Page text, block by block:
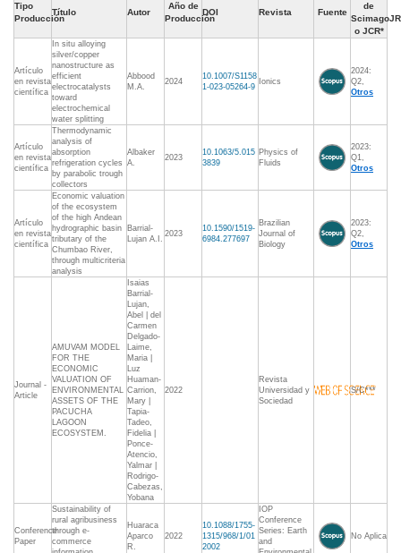
Tipo
Producción
Título Autor
Año de
Producción
DOI Revista Fuente
de
ScimagoJR
o JCR*
Artículo
en revista
científica
In situ alloying
silver/copper
nanostructure as
efficient
electrocatalysts
toward
electrochemical
water splitting
Abbood
M.A.
2024
10.1007/S1158
1-023-05264-9
Ionics
2024:
Q2,
Otros
Artículo
en revista
científica
Thermodynamic
analysis of
absorption
refrigeration cycles
by parabolic trough
collectors
Albaker
A.
2023
10.1063/5.015
3839
Physics of
Fluids
2023:
Q1,
Otros
Artículo
en revista
científica
Economic valuation
of the ecosystem
of the high Andean
hydrographic basin
tributary of the
Chumbao River,
through multicriteria
analysis
Barrial-
Lujan A.I.
2023
10.1590/1519-
6984.277697
Brazilian
Journal of
Biology
2023:
Q2,
Otros
Journal -
Article
AMUVAM MODEL
FOR THE
ECONOMIC
VALUATION OF
ENVIRONMENTAL
ASSETS OF THE
PACUCHA
LAGOON
ECOSYSTEM.
Isaias
Barrial-
Lujan,
Abel | del
Carmen
Delgado-
Laime,
Maria |
Luz
Huaman-
Carrion,
Mary |
Tapia-
Tadeo,
Fidelia |
Ponce-
Atencio,
Yalmar |
Rodrigo-
Cabezas,
Yobana
2022
Revista
Universidad y
Sociedad
S/C***
Conference
Paper
Sustainability of
rural agribusiness
through e-
commerce
Huaraca
Aparco
R.
2022
10.1088/1755-
1315/968/1/01
2002
IOP
Conference
Series: Earth
and
No Aplica